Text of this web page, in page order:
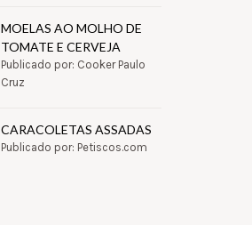
MOELAS AO MOLHO DE
TOMATE E CERVEJA
Publicado por: Cooker Paulo
Cruz
CARACOLETAS ASSADAS
Publicado por: Petiscos.com